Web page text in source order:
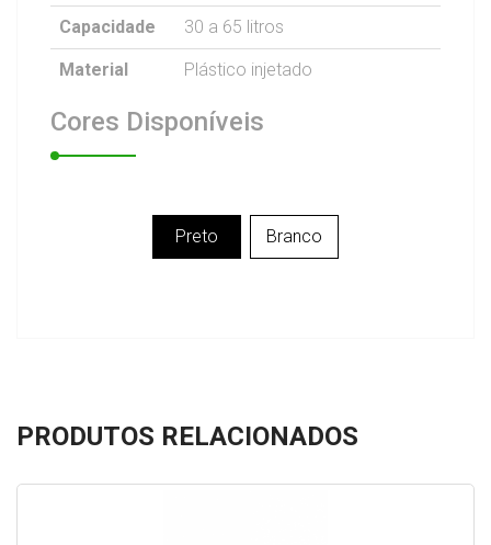
Capacidade 30 a 65 litros
Material Plástico injetado
Cores Disponíveis
Preto Branco
PRODUTOS RELACIONADOS